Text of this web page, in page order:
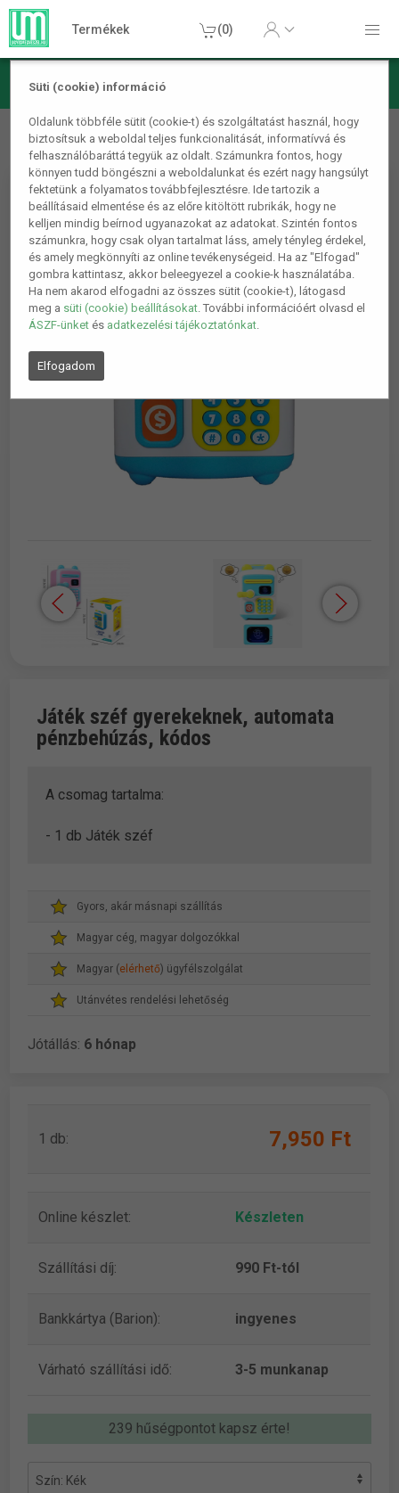
Süti (cookie) információ
Oldalunk többféle sütit (cookie-t) és szolgáltatást használ, hogy
biztosítsuk a weboldal teljes funkcionalitását, informatívvá és
felhasználóbaráttá tegyük az oldalt. Számunkra fontos, hogy
könnyen tudd böngészni a weboldalunkat és ezért nagy hangsúlyt
fektetünk a folyamatos továbbfejlesztésre. Ide tartozik a
beállításaid elmentése és az előre kitöltött rubrikák, hogy ne
kelljen mindig beírnod ugyanazokat az adatokat. Szintén fontos
számunkra, hogy csak olyan tartalmat láss, amely tényleg érdekel,
és amely megkönnyíti az online tevékenységeid. Ha az "Elfogad"
gombra kattintasz, akkor beleegyezel a cookie-k használatába.
Ha nem akarod elfogadni az összes sütit (cookie-t), látogasd
meg a süti (cookie) beállításokat. További információért olvasd el
ÁSZF-ünket és adatkezelési tájékoztatónkat.
Elfogadom
Termékek (0)
Játék, Party kellékek Elektronikus játékok
Játék széf
gyerekeknek, automata pénzbehúzás, kódos
Játék széf gyerekeknek, automata
pénzbehúzás, kódos
A csomag tartalma:
- 1 db Játék széf
Gyors, akár másnapi szállítás
Magyar cég, magyar dolgozókkal
Magyar (elérhető) ügyfélszolgálat
Utánvétes rendelési lehetőség
Jótállás: 6 hónap
1 db: 7,950 Ft
Online készlet: Készleten
Szállítási díj: 990 Ft-tól
Bankkártya (Barion): ingyenes
Várható szállítási idő: 3-5 munkanap
239 hűségpontot kapsz érte!